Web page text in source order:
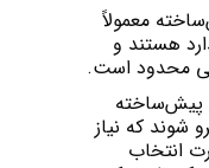
معمولاً
هستند و
محدود است.
پیش‌ساخته
شوند که نیاز
انتخاب